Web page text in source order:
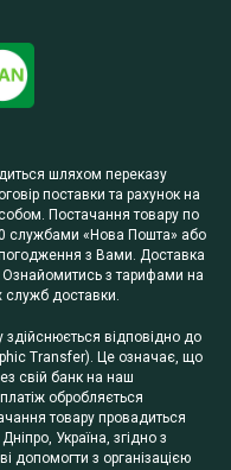
шляхом переказу
поставки та рахунок на
Постачання товару по
службами «Нова Пошта» або
з Вами. Доставка
Ознайомитись з тарифами на
служб доставки.
відповідно до
Transfer). Це означає, що
свій банк на наш
обробляється
товару провадиться
Україна, згідно з
допомогти з організацією